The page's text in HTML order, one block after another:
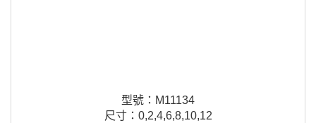
型號：M11134
尺寸：0,2,4,6,8,10,12